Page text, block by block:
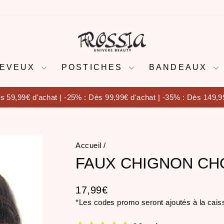
POSTICHES BANDEAUX
Diaporama
59,99€ d'achat | -25% : Dès 99,99€ d'achat | -35% : Dès
Accueil /
FAUX CHIGNON
Prix
régulier
17,99€
*Les codes promo seront ajoutés à la